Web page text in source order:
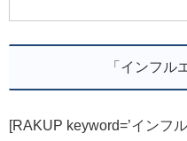
「インフル
[RAKUP keyword=’インフ